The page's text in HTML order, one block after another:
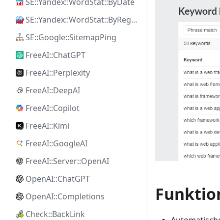
SE::Yandex::WordStat::ByRegion
SE::Google::SitemapPing
FreeAI::ChatGPT
FreeAI::Perplexity
FreeAI::DeepAI
FreeAI::Copilot
FreeAI::Kimi
FreeAI::GoogleAI
FreeAI::Server::OpenAI
OpenAI::ChatGPT
OpenAI::Completions
Check::BackLink